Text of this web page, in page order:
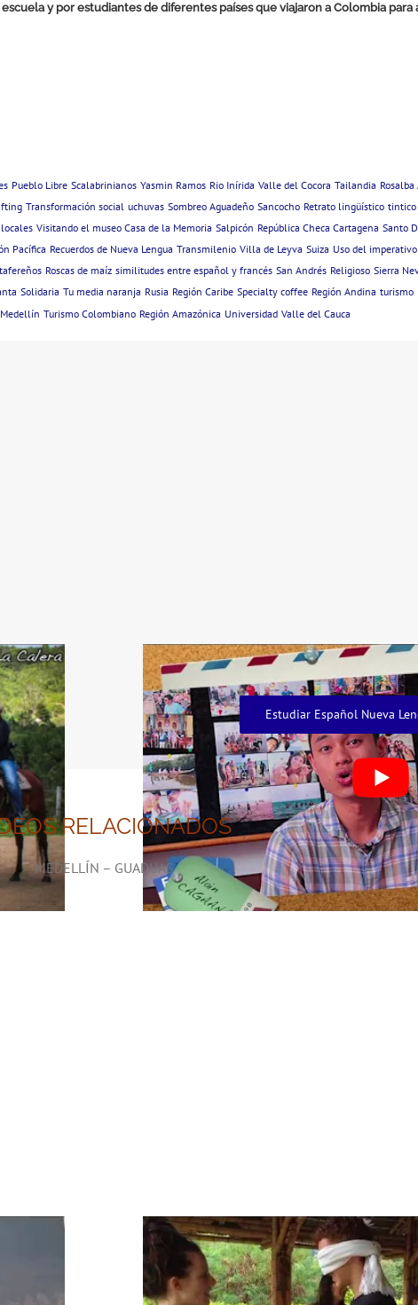
y por estudiantes de diferentes países que viajaron a Colombia para
Pueblo Libre Scalabrinianos Yasmin Ramos Rio Inírida Valle del Cocora Tailandia Rosalba
Transformación social uchuvas Sombreo Aguadeño Sancocho Retrato lingüístico tintico
Visitando el museo Casa de la Memoria Salpicón República Checa Cartagena Santo
Pacífica Recuerdos de Nueva Lengua Transmilenio Villa de Leyva Suiza Uso del
Roscas de maíz similitudes entre español y francés San Andrés Religioso Sierra
Solidaria Tu media naranja Rusia Región Caribe Specialty coffee Región Andina turismo
Turismo Colombiano Región Amazónica Universidad Valle del Cauca
Estudiar Español Nueva
RELACIONADOS
MEDELLÍN – GUADUAS